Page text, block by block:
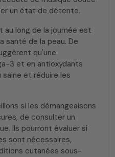
un état de détente.
au long de la journée est
santé de la peau. De
qu'une
3 et en antioxydants
et réduire les
si les démangeaisons
de consulter un
Ils pourront évaluer si
sont nécessaires,
cutanées sous-